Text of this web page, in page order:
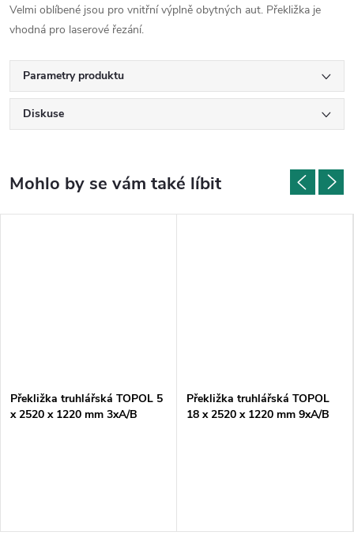
Velmi oblíbené jsou pro vnitřní výplně obytných aut. Překližka je
vhodná pro laserové řezání.
Parametry produktu
Diskuse
Překližka truhlářská TOPOL 5
x 2520 x 1220 mm 3xA/B
Překližka truhlářská TOPOL
18 x 2520 x 1220 mm 9xA/B